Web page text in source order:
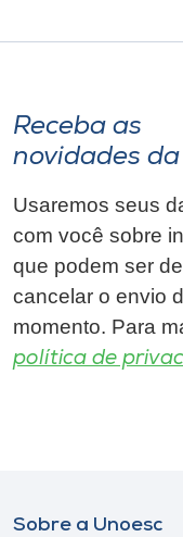
Receba as
novidades
Usaremos seus
com você sobre
que podem ser
cancelar o envio
momento. Para
política de
Sobre a Unoesc